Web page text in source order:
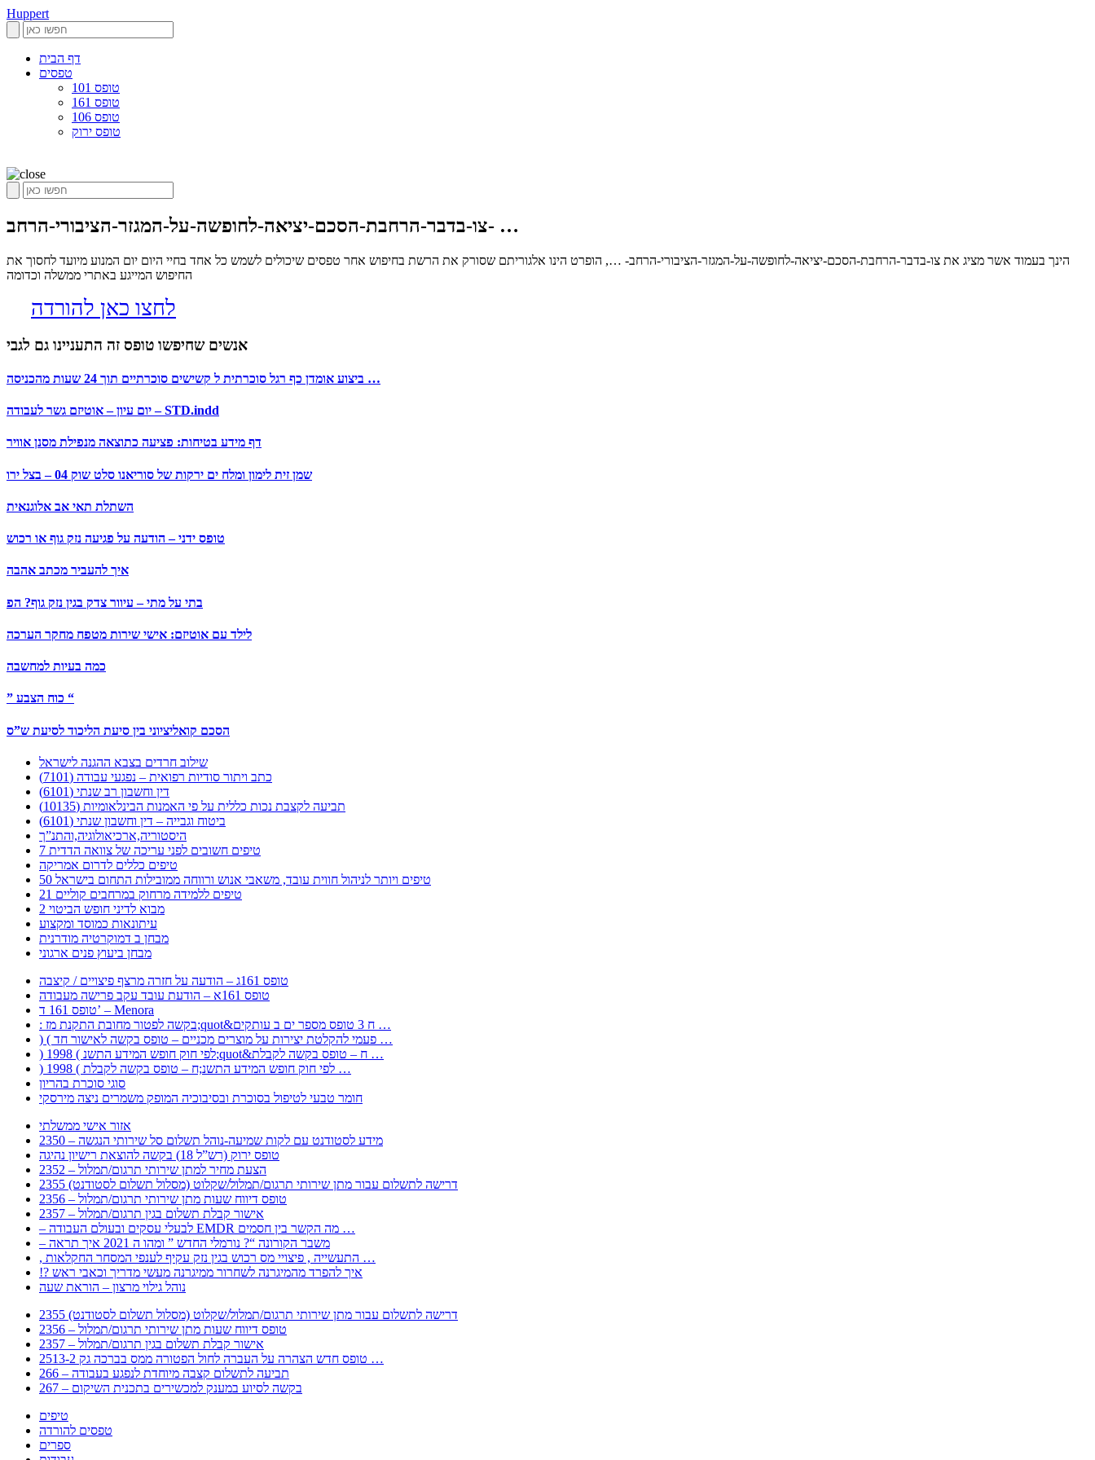
Huppert
דף הבית
טפסים
טופס 101
טופס 161
טופס 106
טופס ירוק
צו-בדבר-הרחבת-הסכם-יציאה-לחופשה-על-המגזר-הציבורי-הרחב- …
הינך בעמוד אשר מציג את צו-בדבר-הרחבת-הסכם-יציאה-לחופשה-על-המגזר-הציבורי-הרחב- …, הופרט הינו אלגוריתם שסורק את הרשת בחיפוש אחר טפסים שיכולים לשמש כל אחד בחיי היום יום המנוע מיועד לחסוך את
החיפוש המייגע באתרי ממשלה וכדומה
לחצו כאן להורדה
אנשים שחיפשו טופס זה התעניינו גם לגבי
ביצוע אומדן כף רגל סוכרתית ל קשישים סוכרתיים תוך 24 שעות מהכניסה …
יום עיון – אוטיזם גשר לעבודה – STD.indd
דף מידע בטיחות: פציעה כתוצאה מנפילת מסנן אוויר
שמן זית לימון ומלח ים ירקות של סוריאנו סלט שוק 04 – בצל ירו
השתלת תאי אב אלוגנאית
טופס ידני – הודעה על פגיעה נזק גוף או רכוש
איך להעביר מכתב אהבה
בתי על מתי – עיוור צדק בגין נזק גוף? הפ
לילד עם אוטיזם: אישי שירות מטפח מחקר הערכה
כמה בעיות למחשבה
” כוח הצבע “
הסכם קואליציוני בין סיעת הליכוד לסיעת ש”ס
שילוב חרדים בצבא ההגנה לישראל
כתב ויתור סודיות רפואית – נפגעי עבודה (7101)
דין וחשבון רב שנתי (6101)
תביעה לקצבת נכות כללית על פי האמנות הבינלאומיות (10135)
ביטוח וגבייה – דין וחשבון שנתי (6101)
היסטוריה,ארכיאולוגיה,והתנ”ך
7 טיפים חשובים לפני עריכה של צוואה הדדית
טיפים כללים לדרום אמריקה
50 טיפים ויותר לניהול חווית עובד, משאבי אנוש ורווחה ממובילות התחום בישראל
21 טיפים ללמידה מרחוק במרחבים קוליים
מבוא לדיני חופש הביטוי 2
עיתונאות כמוסד ומקצוע
מבחן ב דמוקרטיה מודרנית
מבחן ביעוץ פנים ארגוני
טופס 161ג – הודעה על חזרה מרצף פיצויים / קיצבה
טופס 161א – הודעת עובד עקב פרישה מעבודה
טופס 161 ד’ – Menora
: בקשה לפטור מחובת התקנת מז;quot&ח 3 טופס מספר ים ב עותקים …
) ( פעמי להקלטת יצירות על מוצרים מכניים – טופס בקשה לאישור חד …
) 1998 ( לפי חוק חופש המידע התשנ;quot&ח – טופס בקשה לקבלת …
) 1998 ( לפי חוק חופש המידע התשנ;ח – טופס בקשה לקבלת …
סוגי סוכרת בהריון
חומר טבעי לטיפול בסוכרת ובסיבוכיה המופק משמרים ניצה מירסקי
אזור אישי ממשלתי
2350 – מידע לסטודנט עם לקות שמיעה-נוהל תשלום סל שירותי הנגשה
טופס ירוק (רש”ל 18) בקשה להוצאת רישיון נהיגה
2352 – הצעת מחיר למתן שירותי תרגום/תמלול
2355 דרישה לתשלום עבור מתן שירותי תרגום/תמלול/שקלוט (מסלול תשלום לסטודנט)
2356 – טופס דיווח שעות מתן שירותי תרגום/תמלול
2357 – אישור קבלת תשלום בגין תרגום/תמלול
– לבעלי עסקים ובעולם העבודה EMDR מה הקשר בין חסמים …
– משבר הקורונה “? נורמלי החדש ” ומהו ה 2021 איך תראה
, התעשייה , פיצויי מס רכוש בגין נזק עקיף לענפי המסחר החקלאות …
!? איך להפרד מהמיגרנה לשחרור ממיגרנה מעשי מדריך וכאבי ראש
נוהל גילוי מרצון – הוראת שעה
2355 דרישה לתשלום עבור מתן שירותי תרגום/תמלול/שקלוט (מסלול תשלום לסטודנט)
2356 – טופס דיווח שעות מתן שירותי תרגום/תמלול
2357 – אישור קבלת תשלום בגין תרגום/תמלול
2513-2 טופס חדש הצהרה על העברה לחול הפטורה ממס בברכה גק …
266 – תביעה לתשלום קצבה מיוחדת לנפגע בעבודה
267 – בקשה לסיוע במענק למכשירים בתכנית השיקום
טיפים
טפסים להורדה
ספרים